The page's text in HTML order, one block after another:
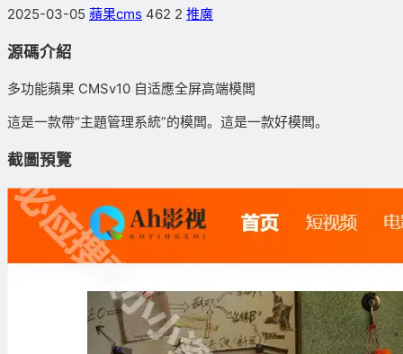
2025-03-05 蘋果cms 462 2 推廣
源碼介紹
多功能蘋果 CMSv10 自适應全屏高端模闆
這是一款帶“主題管理系統”的模闆。這是一款好模闆。
截圖預覽